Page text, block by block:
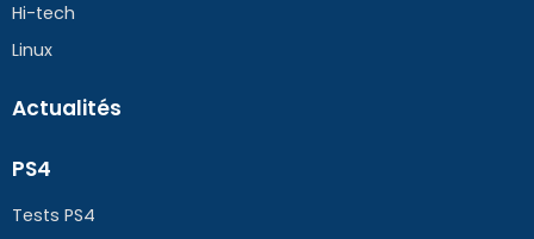
Hi-tech
Linux
Actualités
PS4
Tests PS4